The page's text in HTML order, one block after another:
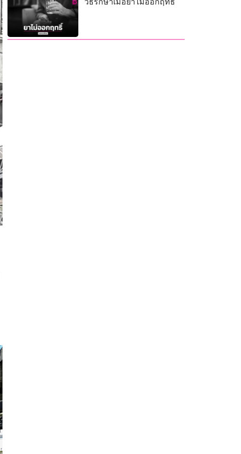
วิธีรักษาเมื่อยาไม่ออกฤทธิ์